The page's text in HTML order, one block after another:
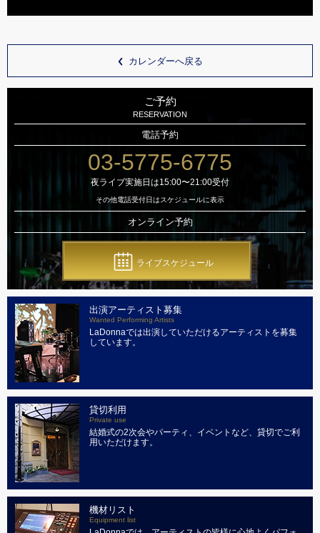
カレンダーへ戻る
ご予約
RESERVATION
電話予約
03-5775-6775
夜ライブ実施日は15:00〜21:00受付
その他電話受付日はスケジュールに表示
オンライン予約
ライブスケジュール
出演アーティスト募集
Wanted Performing Artists
LaDonnaでは出演していただけるアーティストを募集
しています。
貸切利用
Private use
結婚式の2次会やパーティ、イベントなど、貸切でご利
用いただけます。
機材リスト
Equipment list